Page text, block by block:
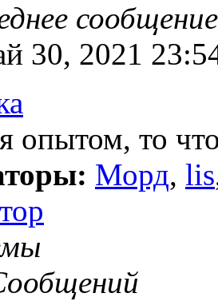
сообщение
30, 2021
опытом, то
Морд, lis